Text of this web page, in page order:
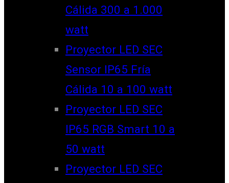
Cálida 300 a 1.000
watt
Proyector LED SEC
Sensor IP65 Fría
Cálida 10 a 100 watt
Proyector LED SEC
IP65 RGB Smart 10 a
50 watt
Proyector LED SEC